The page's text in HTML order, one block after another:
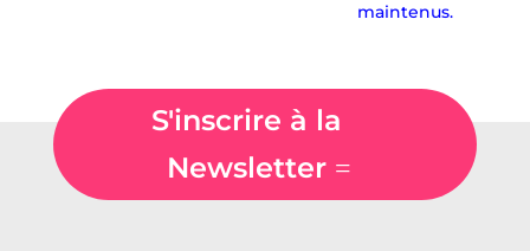
maintenus.
S'inscrire à la
Newsletter